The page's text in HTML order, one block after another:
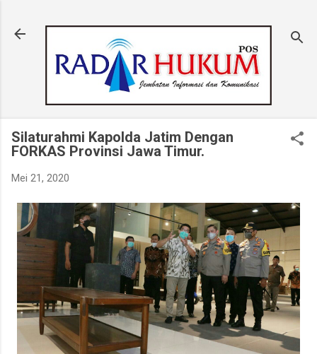
Silaturahmi Kapolda Jatim Dengan
FORKAS Provinsi Jawa Timur.
Mei 21, 2020